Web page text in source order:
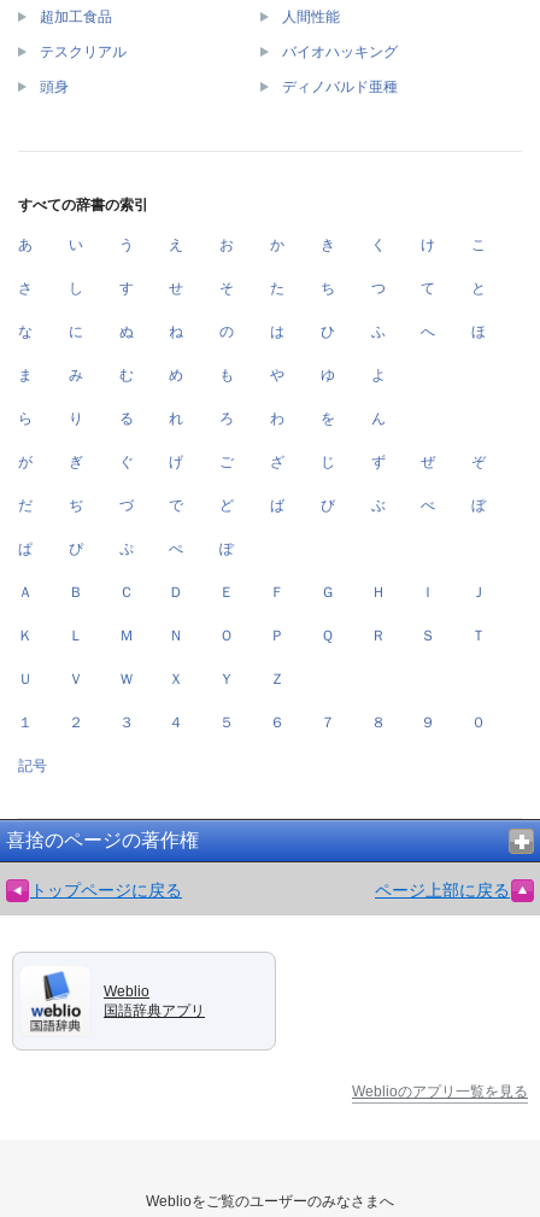
超加工食品 人間性能
テスクリアル バイオハッキング
頭身 ディノバルド亜種
すべての辞書の索引
あ い う え お か き く け こ
さ し す せ そ た ち つ て と
な に ぬ ね の は ひ ふ へ ほ
ま み む め も や ゆ よ
ら り る れ ろ わ を ん
が ぎ ぐ げ ご ざ じ ず ぜ ぞ
だ ぢ づ で ど ば び ぶ べ ぼ
ぱ ぴ ぷ ぺ ぽ
Ａ Ｂ Ｃ Ｄ Ｅ Ｆ Ｇ Ｈ Ｉ Ｊ
Ｋ Ｌ Ｍ Ｎ Ｏ Ｐ Ｑ Ｒ Ｓ Ｔ
Ｕ Ｖ Ｗ Ｘ Ｙ Ｚ
１ ２ ３ ４ ５ ６ ７ ８ ９ ０
記号
喜捨のページの著作権
トップページに戻る ページ上部に戻る
Weblio
国語辞典アプリ
Weblioのアプリ一覧を見る
Weblioをご覧のユーザーのみなさまへ